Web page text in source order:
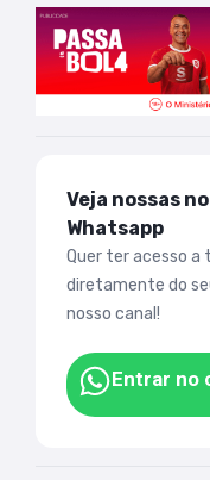
Veja nossas
Whatsapp
Quer ter acesso a
diretamente do
nosso canal!
Entrar no